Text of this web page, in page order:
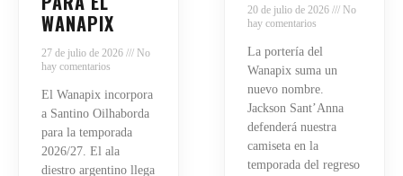
WANAPIX
27 de julio de 2026
No
hay comentarios
El Wanapix incorpora
a Santino Oilhaborda
para la temporada
2026/27. El ala
diestro argentino llega
20 de julio de 2026
No
hay comentarios
La portería del
Wanapix suma un
nuevo nombre.
Jackson Sant’Anna
defenderá nuestra
camiseta en la
temporada del regreso